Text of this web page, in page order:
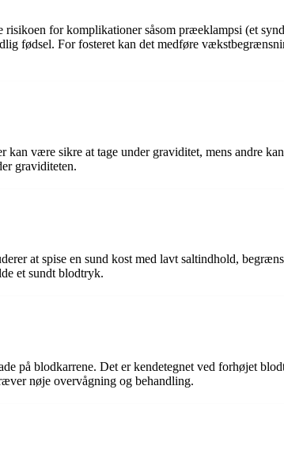
for komplikationer såsom præeklampsi (et
fødsel. For fosteret kan det medføre
være sikre at tage under graviditet, mens andre
graviditeten.
at spise en sund kost med lavt saltindhold,
et sundt blodtryk.
på blodkarrene. Det er kendetegnet ved forhøjet
nøje overvågning og behandling.